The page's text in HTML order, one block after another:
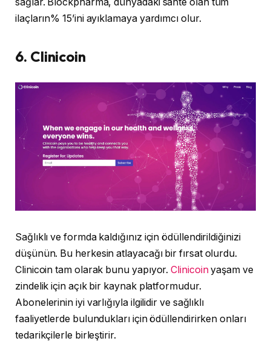
ilaçların% 15’ini ayıklamaya yardımcı olur.
6. Clinicoin
Sağlıklı ve formda kaldığınız için ödüllendirildiğinizi
düşünün. Bu herkesin atlayacağı bir fırsat olurdu.
Clinicoin tam olarak bunu yapıyor.Clinicoinyaşam ve
zindelik için açık bir kaynak platformudur.
Abonelerinin iyi varlığıyla ilgilidir ve sağlıklı
faaliyetlerde bulundukları için ödüllendirirken onları
tedarikçilerle birleştirir.